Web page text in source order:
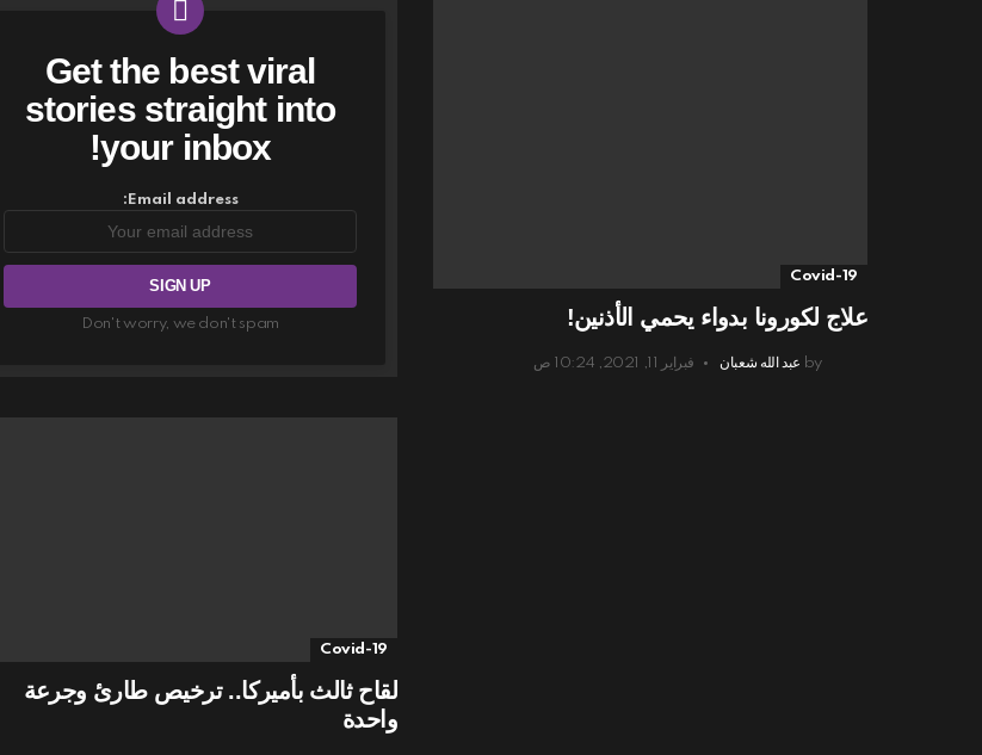
Covid-19
علاج لكورونا بدواء يحمي الأذنين!
by عبد الله شعبان فبراير 11, 2021, 10:24 ص
NEWSLETTER
Get the best viral
stories straight into
your inbox!
Email address:
Don't worry, we don't spam
Covid-19
لقاح ثالث بأميركا.. ترخيص طارئ وجرعة
واحدة